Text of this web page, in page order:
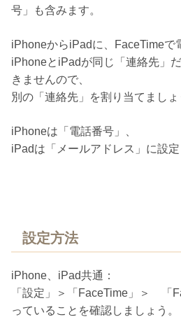
号」も含みます。
iPhoneからiPadに、FaceTimeで
iPhoneとiPadが同じ「連絡先」
きませんので、
別の「連絡先」を割り当てましょ
iPhoneは「電話番号」、
iPadは「メールアドレス」に設定
設定方法
iPhone、iPad共通：
「設定」＞「FaceTime」＞ 「
っていることを確認しましょう。